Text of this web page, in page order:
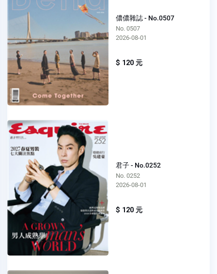
儂儂雜誌 - No.0507
No. 0507
2026-08-01
$ 120 元
君子 - No.0252
No. 0252
2026-08-01
$ 120 元